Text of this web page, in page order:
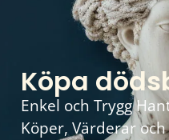
Köpa
Enkel och Trygg
Köper, Värderar